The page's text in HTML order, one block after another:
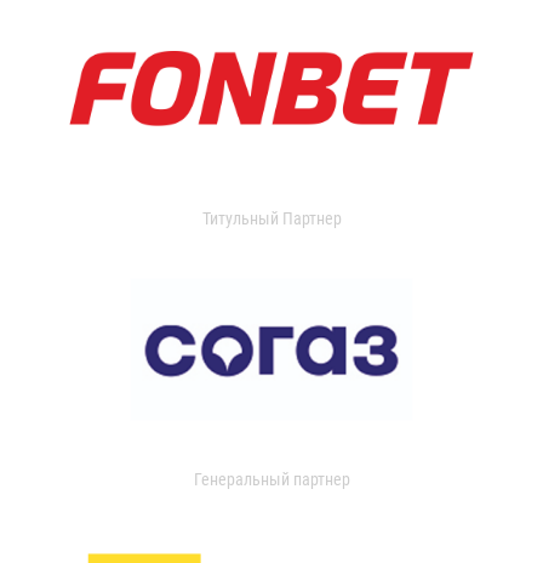
Титульный Партнер
Генеральный партнер